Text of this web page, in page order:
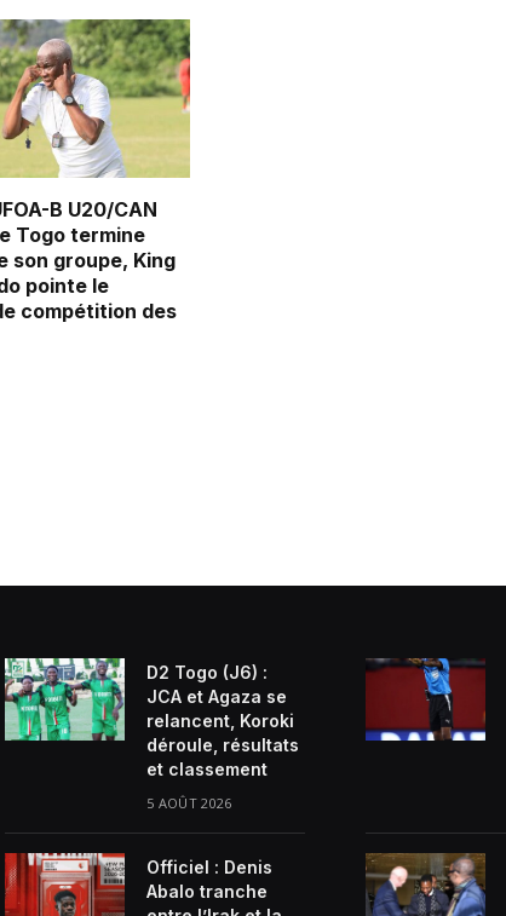
B U20/CAN
Togo termine
son groupe, King
pointe le
compétition des
D2 Togo (J6) :
JCA et Agaza se
relancent, Koroki
déroule, résultats
et classement
5 AOÛT 2026
Officiel : Denis
Abalo tranche